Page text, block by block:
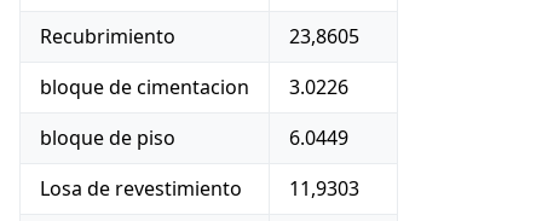
Recubrimiento
23,8605
bloque de cimentacion
3.0226
bloque de piso
6.0449
Losa de revestimiento
11,9303